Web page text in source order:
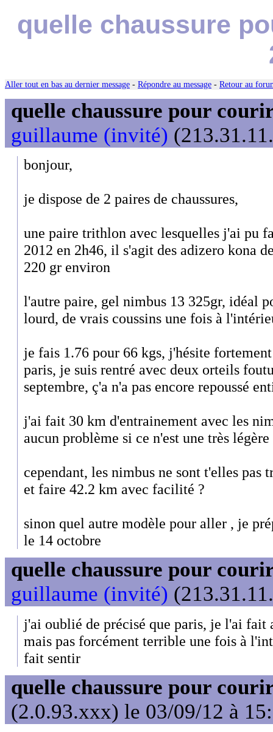
quelle chaussure
Aller tout en bas au dernier message - Répondre au message - Retour au
quelle chaussure pour
guillaume (invité)
bonjour,
je dispose de 2 paires de chaussures,
une paire trithlon avec lesquelles j'ai pu
2012 en 2h46, il s'agit des adizero kona
220 gr environ
l'autre paire, gel nimbus 13 325gr, idéal
lourd, de vrais coussins une fois à
je fais 1.76 pour 66 kgs, j'hésite
paris, je suis rentré avec deux orteils
septembre, ç'a n'a pas encore repoussé
j'ai fait 30 km d'entrainement avec les
aucun problème si ce n'est une très
cependant, les nimbus ne sont t'elles pas
et faire 42.2 km avec facilité ?
sinon quel autre modèle pour aller , je
le 14 octobre
quelle chaussure pour
guillaume (invité)
j'ai oublié de précisé que paris, je l'ai fait
mais pas forcément terrible une fois à
fait sentir
quelle chaussure pour
(2.0.93.xxx) le 03/09/12 à